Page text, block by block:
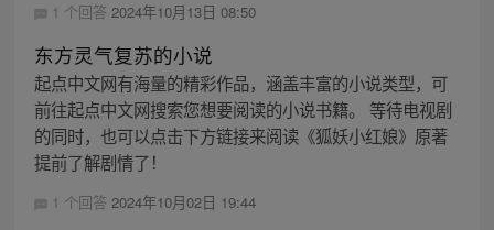
1 个回答 2024年10月13日 08:50
东方灵气复苏的小说
起点中文网有海量的精彩作品，涵盖丰富的小说类型，可
前往起点中文网搜索您想要阅读的小说书籍。 等待电视剧
的同时，也可以点击下方链接来阅读《狐妖小红娘》原著
提前了解剧情了！
1 个回答 2024年10月02日 19:44